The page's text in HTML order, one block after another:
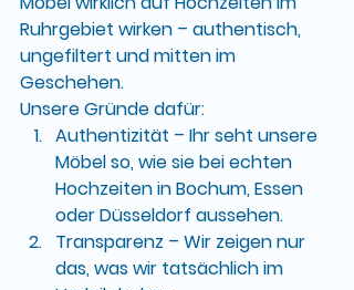
Ruhrgebiet wirken – authentisch,
ungefiltert und mitten im
Geschehen.
Unsere Gründe dafür:
Authentizität – Ihr seht unsere
Möbel so, wie sie bei echten
Hochzeiten in Bochum, Essen
oder Düsseldorf aussehen.
Transparenz – Wir zeigen nur
das, was wir tatsächlich im